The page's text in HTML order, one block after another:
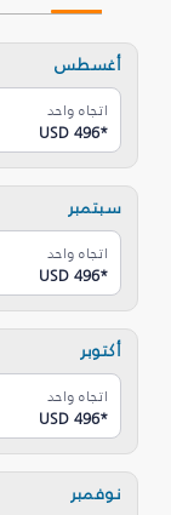
أغسطس
اتجاه واحد
USD 496*
سبتمبر
اتجاه واحد
USD 496*
أكتوبر
اتجاه واحد
USD 496*
نوفمبر